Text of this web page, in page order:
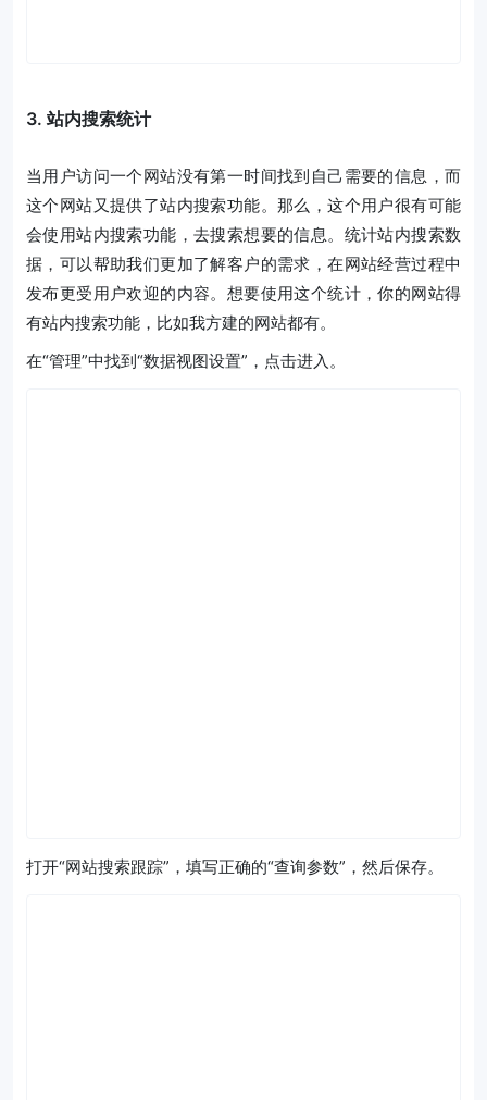
3. 站内搜索统计
当用户访问一个网站没有第一时间找到自己需要的信息，而
这个网站又提供了站内搜索功能。那么，这个用户很有可能
会使用站内搜索功能，去搜索想要的信息。统计站内搜索数
据，可以帮助我们更加了解客户的需求，在网站经营过程中
发布更受用户欢迎的内容。想要使用这个统计，你的网站得
有站内搜索功能，比如我方建的网站都有。
在“管理”中找到“数据视图设置”，点击进入。
打开“网站搜索跟踪”，填写正确的“查询参数”，然后保存。